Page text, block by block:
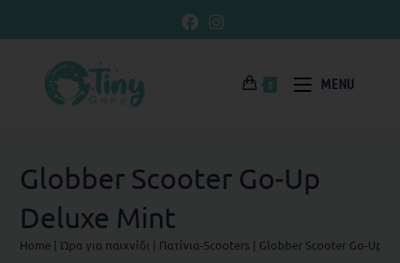
0 MENU
Globber Scooter Go-Up
Deluxe Mint
Home |Ώρα για παιχνίδι | Πατίνια-Scooters | Globber Scooter Go-Up